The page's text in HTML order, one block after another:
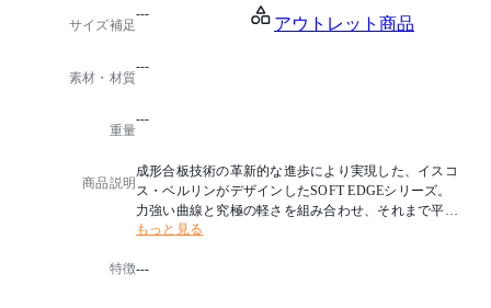
アウトレット商品
サイズ補足
---
素材・材質
---
重量
---
商品説明
成形合板技術の革新的な進歩により実現した、イスコ
ス・ベルリンがデザインしたSOFT EDGEシリーズ。
力強い曲線と究極の軽さを組み合わせ、それまで平面
合板では不可能な立体的な造形を作り出しています。
頻繁に変わる姿勢や動きを考慮し、スムーズに体を動
もっと見る
特徴---